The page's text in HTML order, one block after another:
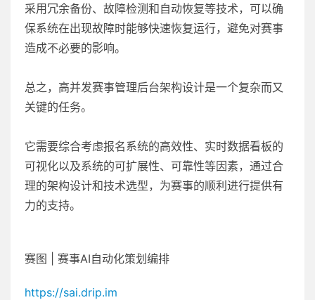
采用冗余备份、故障检测和自动恢复等技术，可以确
保系统在出现故障时能够快速恢复运行，避免对赛事
造成不必要的影响。
总之，高并发赛事管理后台架构设计是一个复杂而又
关键的任务。
它需要综合考虑报名系统的高效性、实时数据看板的
可视化以及系统的可扩展性、可靠性等因素，通过合
理的架构设计和技术选型，为赛事的顺利进行提供有
力的支持。
赛图 | 赛事AI自动化策划编排
https://sai.drip.im